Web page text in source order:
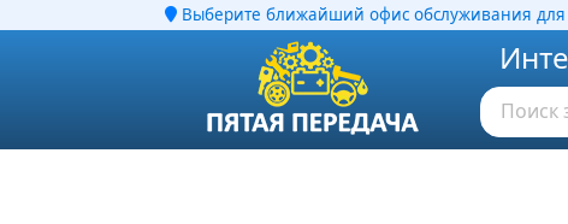
Выберите ближайший офис обслуживания